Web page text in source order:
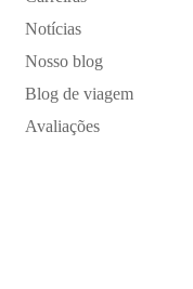
Notícias
Nosso blog
Blog de viagem
Avaliações